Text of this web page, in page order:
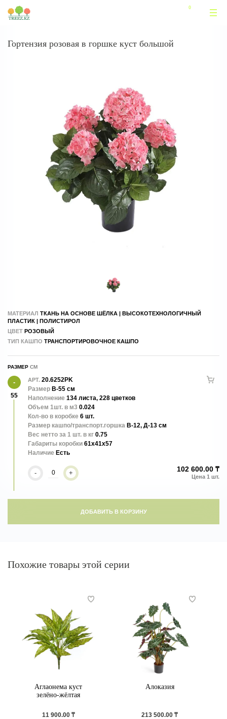
Гортензия розовая в горшке куст большой
МАТЕРИАЛ ТКАНЬ НА ОСНОВЕ ШЁЛКА | ВЫСОКОТЕХНОЛОГИЧНЫЙ
ПЛАСТИК | ПОЛИСТИРОЛ
ЦВЕТ РОЗОВЫЙ
ТИП КАШПО ТРАНСПОРТИРОВОЧНОЕ КАШПО
РАЗМЕР
55
АРТ. 20.6252PK
Размер В-55 см
Наполнение 134 листа, 228 цветков
Объем 1шт. в м3 0.024
Кол-во в коробке 6 шт.
Размер кашпо/транспорт.горшка В-12, Д-13 см
Вес нетто за 1 шт. в кг 0.75
Габариты коробки 61x41x57
Наличие Есть
- + 102 600.00 ₸
ДОБАВИТЬ В КОРЗИНУ
Похожие товары этой серии
Аглаонема куст
зелёно-жёлтая
11 900.00 ₸
Алоказия
213 500.00 ₸